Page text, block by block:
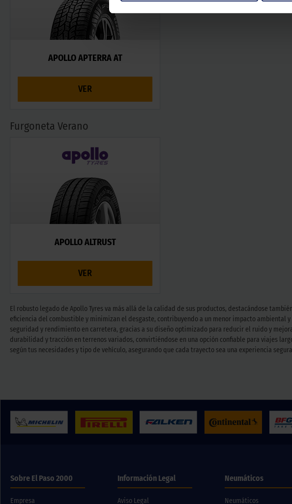
APOLLO APTERRA AT
VER
Furgoneta Verano
APOLLO ALTRUST
VER
El robusto legado de Apollo Tyres va más allá de la calidad de sus productos, destacándose
eficiencia del combustible y minimizan el desgaste, contribuyendo a un menor impacto ambiental
seguridad y rendimiento en carretera, gracias a su diseño optimizado para reducir el ruido y
durabilidad y tracción en terrenos variados, convirtiéndose en una opción confiable para viajes
según tus necesidades y tipo de vehículo, asegurando que cada trayecto sea una experiencia
Sobre El Paso 2000
Empresa
Información Legal
Aviso Legal
Neumáticos
Neumáticos